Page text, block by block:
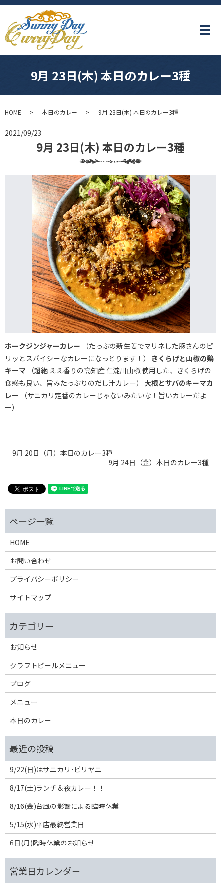
メ
9月 23日(木) 本日のカレー3種
HOME 本日のカレー 9月 23日(木) 本日のカレー3種
2021/09/23
9月 23日(木) 本日のカレー3種
ポークジンジャーカレー （たっぷの新生姜でマリネした豚さんのピ
リッとスパイシーなカレーになっとります！） きくらげと山椒の鶏
キーマ （超絶 ええ香りの高知産 仁淀川山椒 使用した、きくらげの
食感も良い、旨みたっぷりのだし汁カレー） 大根とサバのキーマカ
レー （サニカリ定番のカレーじゃないみたいな！旨いカレーだよ
ー）
9月 20日（月）本日のカレー3種
9月 24日（金）本日のカレー3種
HOME
お問い合わせ
プライバシーポリシー
サイトマップ
お知らせ
クラフトビールメニュー
ブログ
メニュー
本日のカレー
9/22(日)はサニカリ･ビリヤニ
8/17(土)ランチ＆夜カレー！！
8/16(金)台風の影響による臨時休業
5/15(水)平店最終営業日
6日(月)臨時休業のお知らせ